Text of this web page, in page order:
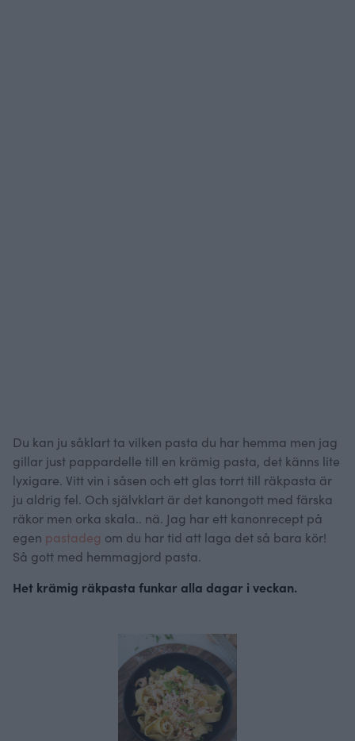
Du kan ju såklart ta vilken pasta du har hemma men jag
gillar just pappardelle till en krämig pasta, det känns lite
lyxigare. Vitt vin i såsen och ett glas torrt till räkpasta är
ju aldrig fel. Och självklart är det kanongott med färska
räkor men orka skala.. nä. Jag har ett kanonrecept på
egen pastadeg om du har tid att laga det så bara kör!
Så gott med hemmagjord pasta.
Het krämig räkpasta funkar alla dagar i veckan.